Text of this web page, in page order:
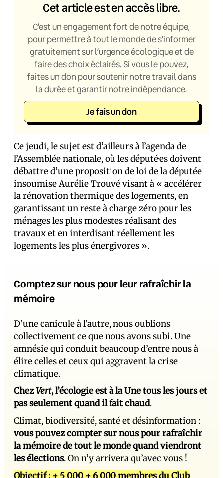
Cet article est en accès libre.
C’est un engagement fort de notre équipe,
pour permettre à tout le monde de s’informer
gratuitement sur l’urgence écologique et de
faire des choix éclairés. Si vous le pouvez,
faites un don pour soutenir notre travail dans
la durée et garantir notre indépendance.
Je fais un don
Ce jeudi, le sujet est d’ailleurs à l’agenda de
l’Assemblée nationale, où les député·es doivent
débattre d’une proposition de loi de la députée
insoumise Aurélie Trouvé visant à « accélérer
la rénovation thermique des logements, en
garantissant un reste à charge zéro pour les
ménages les plus modestes réalisant des
travaux et en interdisant réellement les
logements les plus énergivores ».
Comptez sur nous pour leur rafraîchir la
mémoire
D’une canicule à l’autre, nous oublions
collectivement ce que nous avons subi. Une
amnésie qui conduit beaucoup d’entre nous à
élire celles et ceux qui aggravent la crise
climatique.
ChezVert, l’écologie est à la Une tous les jours et
pas seulement quand il fait chaud.
Climat, biodiversité, santé et désinformation :
vous pouvez compter sur nous pour rafraîchir
la mémoire de tout le monde quand viendront
les élections. On n’y arrivera qu’avec vous !
Objectif :+ 5 000 + 6 000 membres du Club